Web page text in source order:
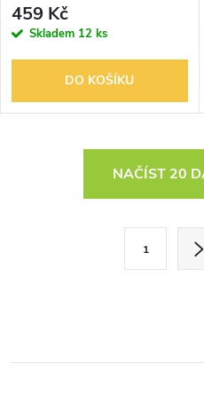
459 Kč
Skladem 12 ks
DO KOŠÍKU
NAČÍST 20
k
1